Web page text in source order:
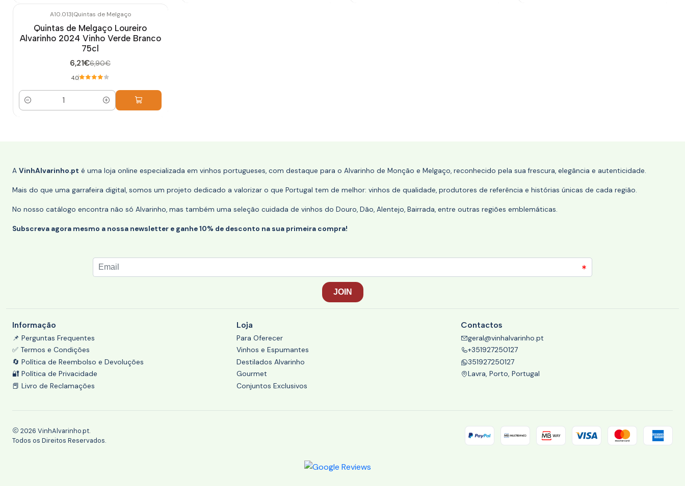
A10.013|Quintas de Melgaço
Quintas de Melgaço Loureiro
Alvarinho 2024 Vinho Verde Branco
75cl
6,21€6,90€
4.0
Quantidade
A VinhAlvarinho.pt é uma loja online especializada em vinhos portugueses, com destaque para o Alvarinho de Monção e Melgaço, reconhecido pela sua frescura, elegância e autenticidade.
Mais do que uma garrafeira digital, somos um projeto dedicado a valorizar o que Portugal tem de melhor: vinhos de qualidade, produtores de referência e histórias únicas de cada região.
No nosso catálogo encontra não só Alvarinho, mas também uma seleção cuidada de vinhos do Douro, Dão, Alentejo, Bairrada, entre outras regiões emblemáticas.
Subscreva agora mesmo a nossa newsletter e ganhe 10% de desconto na sua primeira compra!
Informação
📌 Perguntas Frequentes
✅ Termos e Condições
🔄 Política de Reembolso e Devoluções
🔐 Política de Privacidade
📕 Livro de Reclamações
Loja
Para Oferecer
Vinhos e Espumantes
Destilados Alvarinho
Gourmet
Conjuntos Exclusivos
Contactos
geral@vinhalvarinho.pt
+351927250127
351927250127
Lavra, Porto, Portugal
2026 VinhAlvarinho.pt.
Todos os Direitos Reservados.